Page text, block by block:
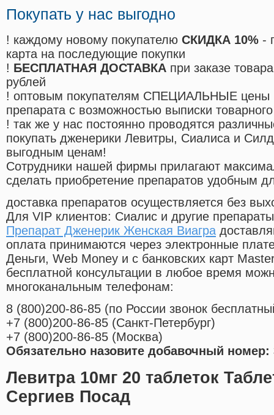
Покупать у нас выгодно
! каждому новому покупателю СКИДКА 10% -
карта на последующие покупки
! БЕСПЛАТНАЯ ДОСТАВКА при заказе
рублей
! оптовым покупателям СПЕЦИАЛЬНЫЕ цены
препарата с возможностью выписки
! так же у нас постоянно проводятся
покупать дженерики Левитры, Сиалиса и
выгодным ценам!
Cотрудники нашей фирмы прилагают
сделать приобретение препаратов удобным
доставка препаратов осуществляется без
Для VIP клиентов: Сиалис и другие
Препарат Дженерик Женская Виагра
оплата принимаются через электронные
Деньги, Web Money и с банковских карт
бесплатной консультации в любое время
многоканальным телефонам:
8 (800)200-86-85 (по России звонок
+7 (800)200-86-85 (Санкт-Петербург)
+7 (800)200-86-85 (Москва)
Обязательно назовите добавочный номер:
Левитра 10мг 20 таблеток
Сергиев Посад